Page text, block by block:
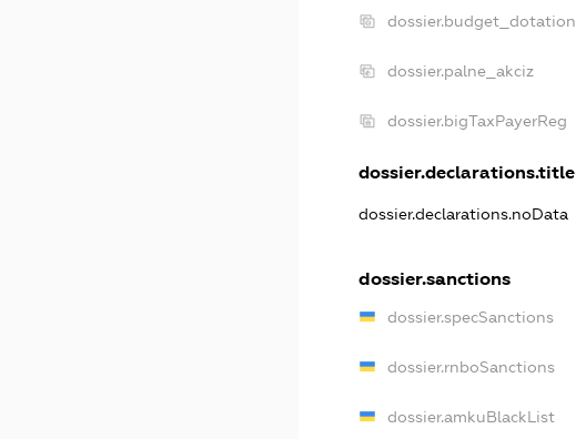
dossier.budget_dotation
dossier.palne_akciz
dossier.bigTaxPayerReg
dossier.declarations.title
dossier.declarations.noData
dossier.sanctions
dossier.specSanctions
dossier.rnboSanctions
dossier.amkuBlackList